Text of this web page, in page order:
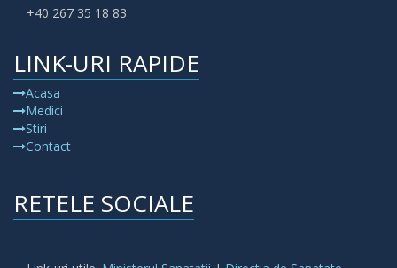
+40 267 35 18 83
LINK-URI RAPIDE
Acasa
Medici
Stiri
Contact
RETELE SOCIALE